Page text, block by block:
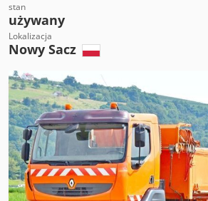
stan
używany
Lokalizacja
Nowy Sacz